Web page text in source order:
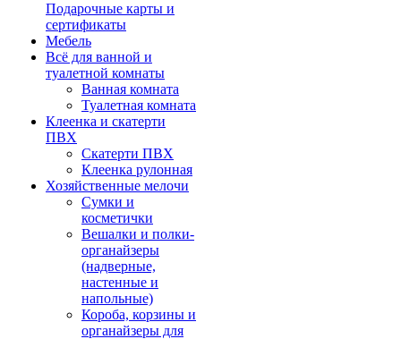
Подарочные карты и
сертификаты
Мебель
Всё для ванной и
туалетной комнаты
Ванная комната
Туалетная комната
Клеенка и скатерти
ПВХ
Скатерти ПВХ
Клеенка рулонная
Хозяйственные мелочи
Сумки и
косметички
Вешалки и полки-
органайзеры
(надверные,
настенные и
напольные)
Короба, корзины и
органайзеры для